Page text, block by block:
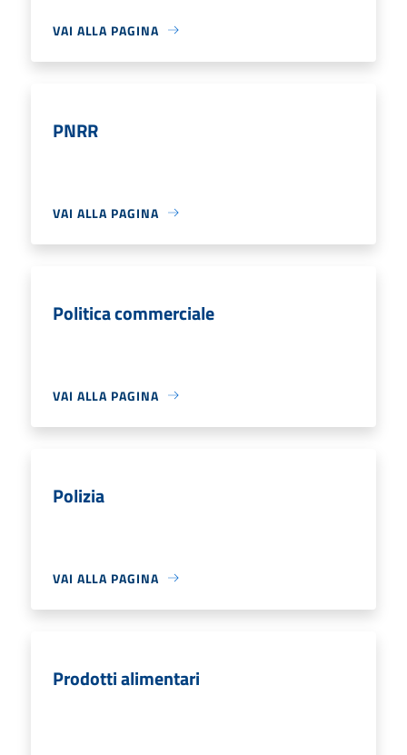
VAI ALLA PAGINA
PNRR
VAI ALLA PAGINA
Politica commerciale
VAI ALLA PAGINA
Polizia
VAI ALLA PAGINA
Prodotti alimentari